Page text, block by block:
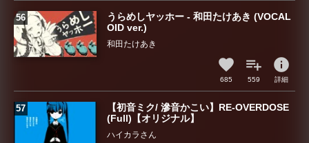
うらめしヤッホー - 和田たけあき (VOCAL
OID ver.)
和田たけあき
685 559
info
詳細
【初音ミク/ 滲音かこい】RE-OVERDOSE
(Full)【オリジナル】
ハイカラさん